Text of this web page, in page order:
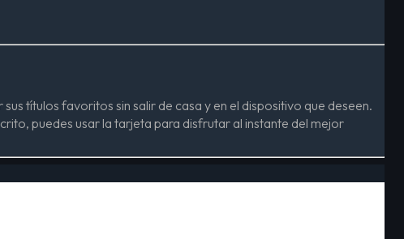
títulos favoritos sin salir de casa y en el dispositivo que deseen.
puedes usar la tarjeta para disfrutar al instante del mejor